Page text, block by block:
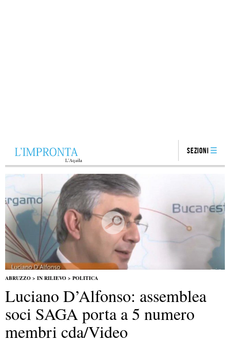
Sezioni
ABRUZZO > IN RILIEVO > POLITICA
Luciano D’Alfonso: assemblea
soci SAGA porta a 5 numero
membri cda/Video